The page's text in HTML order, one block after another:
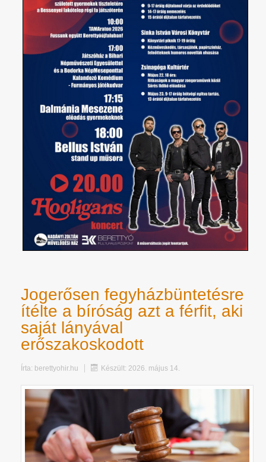
Jogerősen fegyházbüntetésre
ítélte a bíróság azt a férfit, aki
saját lányával
erőszakoskodott
Írta: berettyohir.hu Készült: 2026. május 14.